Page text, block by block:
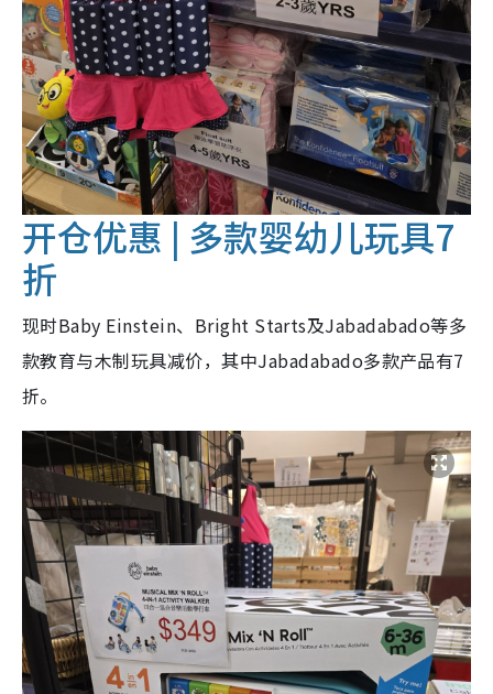
开仓优惠 | 多款婴幼儿玩具7
折
现时Baby Einstein、Bright Starts及Jabadabado等多
款教育与木制玩具减价，其中Jabadabado多款产品有7
折。